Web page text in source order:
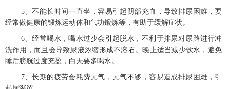
5、不能长时间一直坐，容易引起阴部充血，导致排尿困难，要
经常做健康的锻炼运动体和气功锻炼等，有助于缓解症状。
6、经常喝水，喝水过少会引起脱水，不利于排尿对尿路进行冲
洗作用，而且会导致尿液浓缩形成不溶石。晚上适当减少饮水，避免
睡后膀胱过度充盈，白天要多喝水。
7、长期的疲劳会耗费元气，元气不够，容易造成排尿困难，引